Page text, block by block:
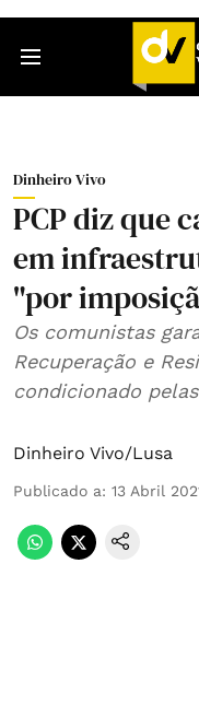
Dinheiro Vivo
PCP diz que
em
"por
Os comunistas
Recuperação e
condicionado
Dinheiro Vivo/Lusa
Publicado a: 13 Abril